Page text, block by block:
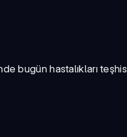
bugün hastalıkları teşhis